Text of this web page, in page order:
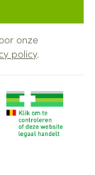
onze
policy.